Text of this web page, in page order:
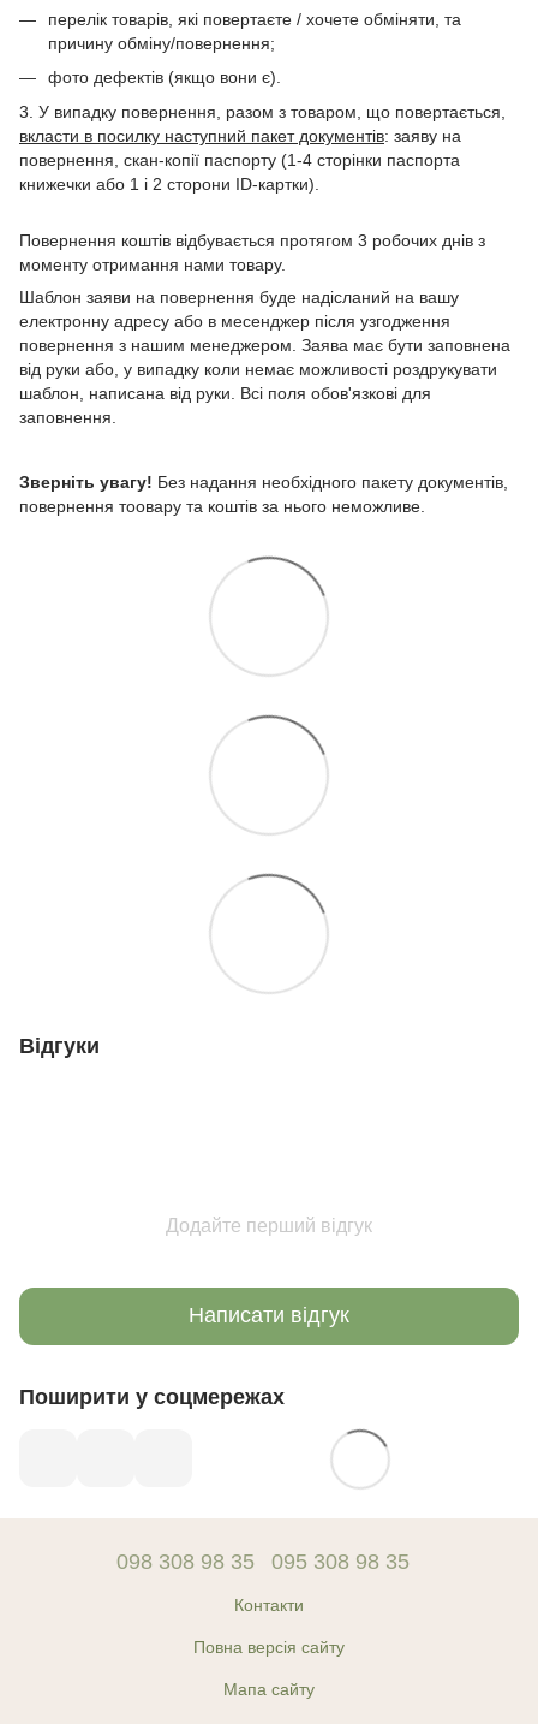
перелік товарів, якi повертаєте / хочете обміняти, та
причину обміну/повернення;
фото дефектiв (якщо вони є).
3. У випадку повернення, разом з товаром, що повертається,
вкласти в посилку наступний пакет документів: заяву на
повернення, скан-копії паспорту (1-4 сторінки паспорта
книжечки або 1 і 2 сторони ID-картки).
Повернення коштів відбувається протягом 3 робочих днів з
моменту отримання нами товару.
Шаблон заяви на повернення буде надісланий на вашу
електронну адресу або в месенджер після узгодження
повернення з нашим менеджером. Заява має бути заповнена
від руки або, у випадку коли немає можливості роздрукувати
шаблон, написана від руки. Всі поля обов'язкові для
заповнення.
Зверніть увагу! Без надання необхідного пакету документів,
повернення тоовару та коштів за нього неможливе.
Відгуки
Додайте перший відгук
Написати відгук
Поширити у соцмережах
098 308 98 35 095 308 98 35
Контакти
Повна версія сайту
Мапа сайту